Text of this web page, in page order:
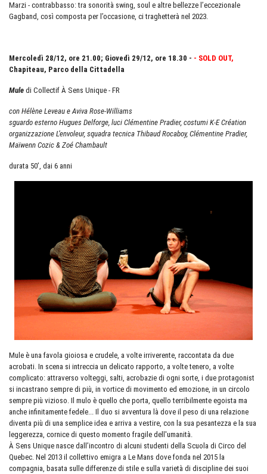
Marzi - contrabbasso: tra sonorità swing, soul e altre bellezze l’eccezionale
Gagband, così composta per l’occasione, ci traghetterà nel 2023.
Mercoledì 28/12, ore 21.00; Giovedì 29/12, ore 18.30 - - SOLD OUT,
Chapiteau, Parco della Cittadella
Mule di Collectif À Sens Unique - FR
con Hélène Leveau e Aviva Rose-Williams
sguardo esterno Hugues Delforge, luci Clémentine Pradier, costumi K-E Création
organizzazione L’envoleur, squadra tecnica Thibaud Rocaboy, Clémentine Pradier,
Maïwenn Cozic & Zoé Chambault
durata 50’, dai 6 anni
Mule è una favola gioiosa e crudele, a volte irriverente, raccontata da due
acrobati. In scena si intreccia un delicato rapporto, a volte tenero, a volte
complicato: attraverso volteggi, salti, acrobazie di ogni sorte, i due protagonist
si incastrano sempre di più, in vortice di movimento ed emozione, in un circolo
sempre più vizioso. Il mulo è quello che porta, quello terribilmente egoista ma
anche infinitamente fedele... Il duo si avventura là dove il peso di una relazione
diventa più di una semplice idea e arriva a vestire, con la sua pesantezza e la sua
leggerezza, cornice di questo momento fragile dell'umanità.
À Sens Unique nasce dall’incontro di alcuni studenti della Scuola di Circo del
Quebec. Nel 2013 il collettivo emigra a Le Mans dove fonda nel 2015 la
compagnia, basata sulle differenze di stile e sulla varietà di discipline dei suoi